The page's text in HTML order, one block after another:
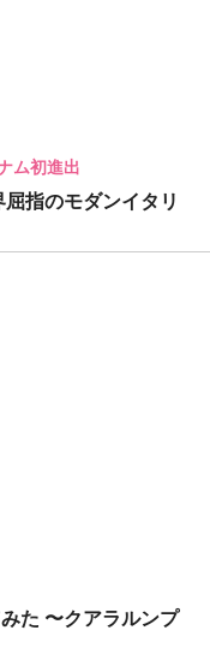
ム初進出
屈指のモダンイタリ
た 〜クアラルンプ